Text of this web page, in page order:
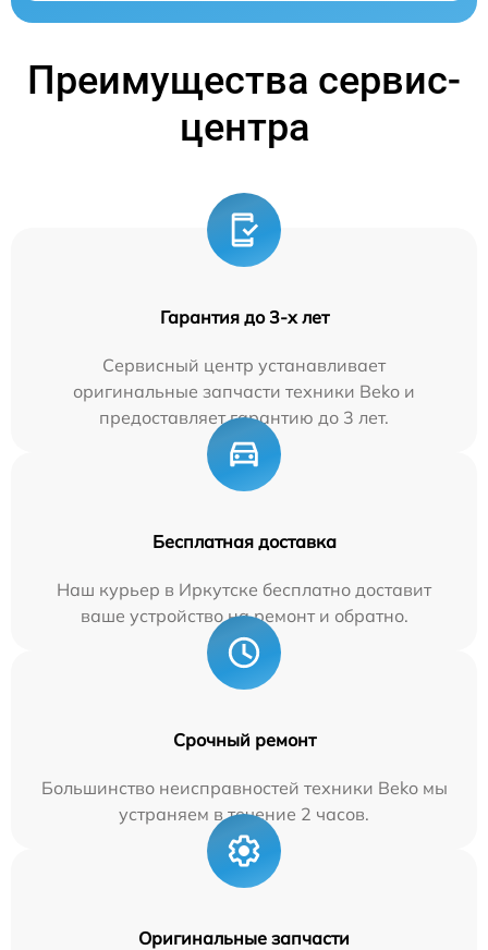
Преимущества сервис-
центра
Гарантия до 3-х лет
Сервисный центр устанавливает
оригинальные запчасти техники Beko и
предоставляет гарантию до 3 лет.
Бесплатная доставка
Наш курьер в Иркутске бесплатно доставит
ваше устройство на ремонт и обратно.
Срочный ремонт
Большинство неисправностей техники Beko мы
устраняем в течение 2 часов.
Оригинальные запчасти